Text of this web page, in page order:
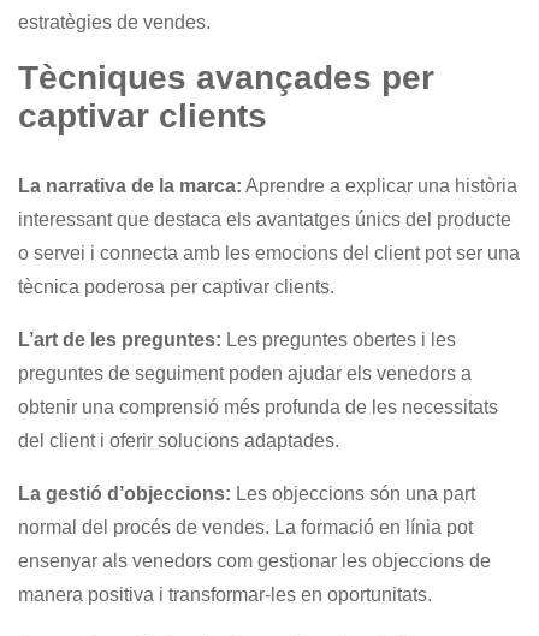
estratègies de vendes.
Tècniques avançades per
captivar clients
La narrativa de la marca: Aprendre a explicar una història
interessant que destaca els avantatges únics del producte
o servei i connecta amb les emocions del client pot ser una
tècnica poderosa per captivar clients.
L’art de les preguntes: Les preguntes obertes i les
preguntes de seguiment poden ajudar els venedors a
obtenir una comprensió més profunda de les necessitats
del client i oferir solucions adaptades.
La gestió d’objeccions: Les objeccions són una part
normal del procés de vendes. La formació en línia pot
ensenyar als venedors com gestionar les objeccions de
manera positiva i transformar-les en oportunitats.